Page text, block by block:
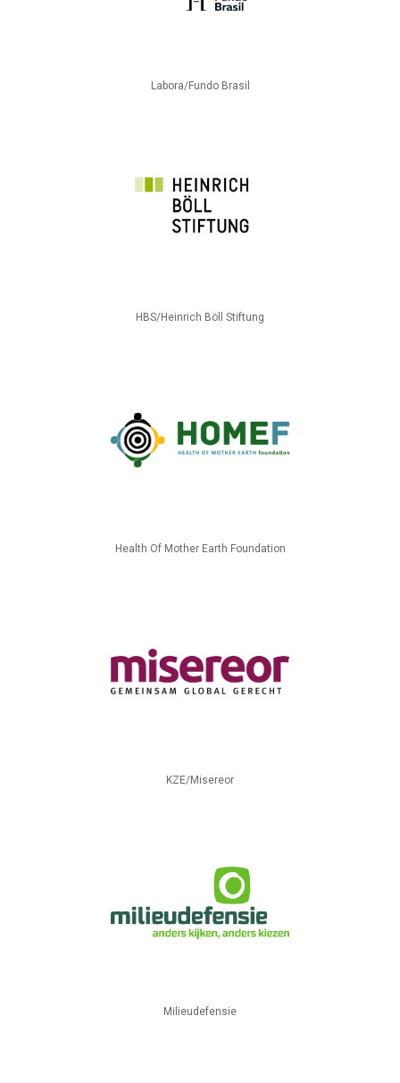
Labora/Fundo Brasil
HBS/Heinrich Böll Stiftung
Health Of Mother Earth Foundation
KZE/Misereor
Milieudefensie